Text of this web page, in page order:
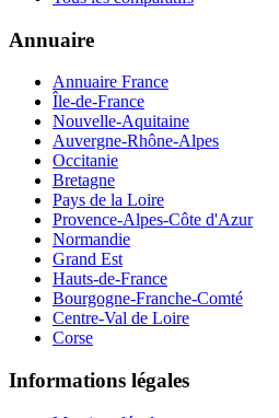
Annuaire
Annuaire France
Île-de-France
Nouvelle-Aquitaine
Auvergne-Rhône-Alpes
Occitanie
Bretagne
Pays de la Loire
Provence-Alpes-Côte d'Azur
Normandie
Grand Est
Hauts-de-France
Bourgogne-Franche-Comté
Centre-Val de Loire
Corse
Informations légales